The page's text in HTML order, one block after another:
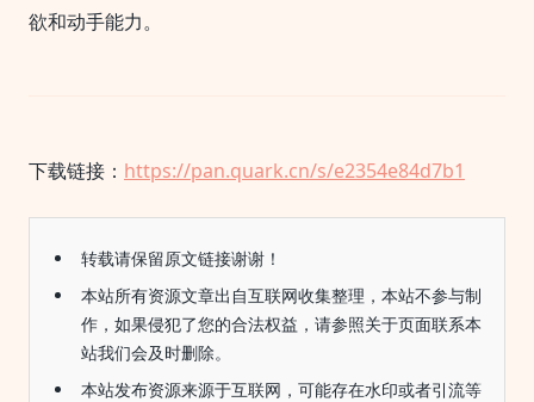
欲和动手能力。
下载链接： https://pan.quark.cn/s/e2354e84d7b1
转载请保留原文链接谢谢！
本站所有资源文章出自互联网收集整理，本站不参与制
作，如果侵犯了您的合法权益，请参照关于页面联系本
站我们会及时删除。
本站发布资源来源于互联网，可能存在水印或者引流等